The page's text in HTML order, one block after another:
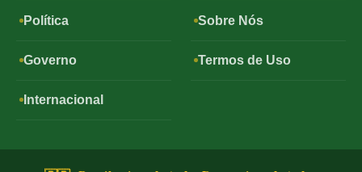
Política
Governo
Internacional
Sobre Nós
Termos de Uso